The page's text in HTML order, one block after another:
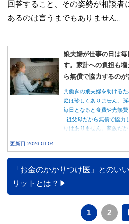
回答すること、その姿勢が相談者
あるのは言うまでもありません。
娘夫婦が仕事の日は毎
す。家計への負担も
ら無償で協力するのが
共働きの娘夫婦を助ける
庭は珍しくありません。
毎日となると食費や光熱
祖父母だから無償で協力
りはありません。家族だ
更新日:2026.08.04
「お金のかかりつけ医」とのい
リットとは？
1 2